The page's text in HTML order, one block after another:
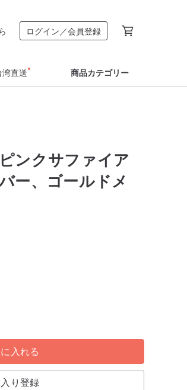
ログイン／会員登録
湾直送 商品カテゴリー
ンクサファイア
ー、ゴールドメ
入れる
り登録